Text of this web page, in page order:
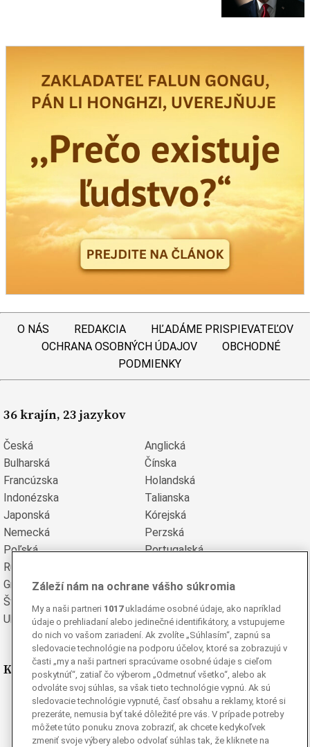
O NÁS REDAKCIA
HĽADÁME PRISPIEVATEĽOV
OCHRANA OSOBNÝCH ÚDAJOV
OBCHODNÉ
PODMIENKY
36 krajín, 23 jazykov
Česká
Anglická
Bulharská
Čínska
Francúzska
Holandská
Indonézska
Talianska
Japonská
Kórejská
Nemecká
Perzská
Poľská
Portugalská
Rumunská
Grécka
Španielska
Švédska
Turecká
Ukrajinská
Vietnamská
Kde nás nájdete
Facebook
Instagram
Ganjing
Záleží nám na ochrane vášho súkromia
My a naši partneri 1017ukladáme osobné údaje, ako napríklad
údaje o prehliadaní alebo jedinečné identifikátory, a vstupujeme
do nich vo vašom zariadení. Ak zvolíte „Súhlasím“, zapnú sa
sledovacie technológie na podporu účelov, ktoré sa zobrazujú v
časti „my a naši partneri spracúvame osobné údaje s cieľom
poskytnúť“, zatiaľ čo výberom „Odmetnuť všetko“, alebo ak
odvoláte svoj súhlas, sa však tieto technológie vypnú. Ak sú
sledovacie technológie vypnuté, časť obsahu a reklamy, ktoré si
prezeráte, nemusia byť také dôležité pre vás. V prípade potreby
môžete túto ponuku znova zobraziť, ak chcete kedykoľvek
zmeniť svoje výbery alebo odvolať súhlas tak, že kliknete na